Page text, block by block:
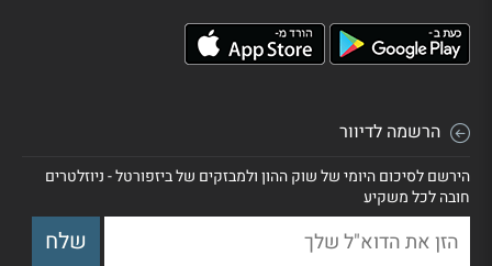
הרשמה לדיוור
הירשם לסיכום היומי של שוק ההון ולמבזקים של ביזפורטל - ניוזלטרים
חובה לכל משקיע